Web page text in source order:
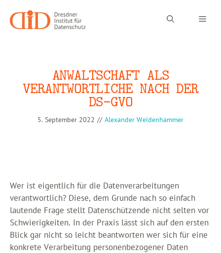
Inhalt
springen
ANWALTSCHAFT ALS
VERANTWORTLICHE NACH DER
DS-GVO
5. September 2022 // Alexander Weidenhammer
Wer ist eigentlich für die Datenverarbeitungen
verantwortlich? Diese, dem Grunde nach so einfach
lautende Frage stellt Datenschützende nicht selten vor
Schwierigkeiten. In der Praxis lässt sich auf den ersten
Blick gar nicht so leicht beantworten wer sich für eine
konkrete Verarbeitung personenbezogener Daten